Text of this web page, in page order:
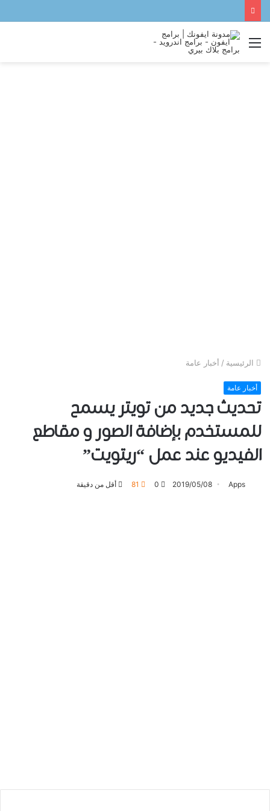
القائمة
الرئيسية / أخبار عامة
أخبار عامة
تحديث جديد من تويتر يسمح
للمستخدم بإضافة الصور و مقاطع
الفيديو عند عمل “ريتويت”
Apps
2019/05/08
0
81 أقل من دقيقة